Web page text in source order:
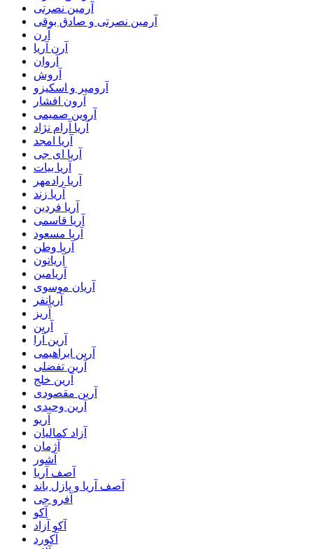
آرمین نصرتی
آرمین نصرتی و صادق بوقی
آرن
آرن آریا
آروان
آروش
آرومیر و اسکیزو
آرون افشار
آروین صمیمی
آریا آرام نژاد
آریا امجد
آریا ای جی
آریا بیات
آریا رادمهر
آریا زند
آریا فردین
آریا قاسمی
آریا مسعود
آریا وطن
آریاتون
آریامین
آریان موسوی
آریانفر
آریز
آرین
آرین آرا
آرین ابراهیمی
آرین تفضلی
آرین خلج
آرین مقصودی
آرین وحیدی
آریو
آزاد کمالیان
آژمان
آشور
آصف آریا
آصف آریا و پازل باند
آفرو جی
آکو
آکو آزاد
آکورد